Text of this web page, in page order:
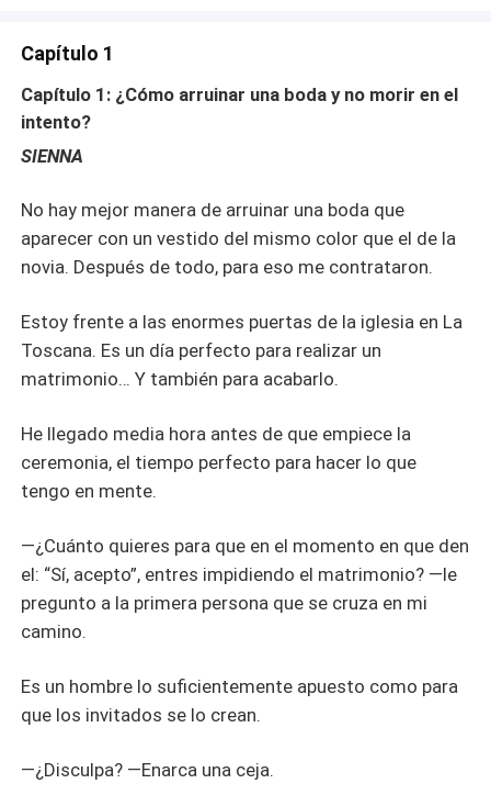
haber captado la atención del mismísimo diablo
Capítulo 1
Capítulo 1: ¿Cómo arruinar una boda y no morir en el
intento?
SIENNA
No hay mejor manera de arruinar una boda que
aparecer con un vestido del mismo color que el de la
novia. Después de todo, para eso me contrataron.
Estoy frente a las enormes puertas de la iglesia en La
Toscana. Es un día perfecto para realizar un
matrimonio… Y también para acabarlo.
He llegado media hora antes de que empiece la
ceremonia, el tiempo perfecto para hacer lo que
tengo en mente.
—¿Cuánto quieres para que en el momento en que den
el: “Sí, acepto”, entres impidiendo el matrimonio? —le
pregunto a la primera persona que se cruza en mi
camino.
Es un hombre lo suficientemente apuesto como para
que los invitados se lo crean.
—¿Disculpa? —Enarca una ceja.